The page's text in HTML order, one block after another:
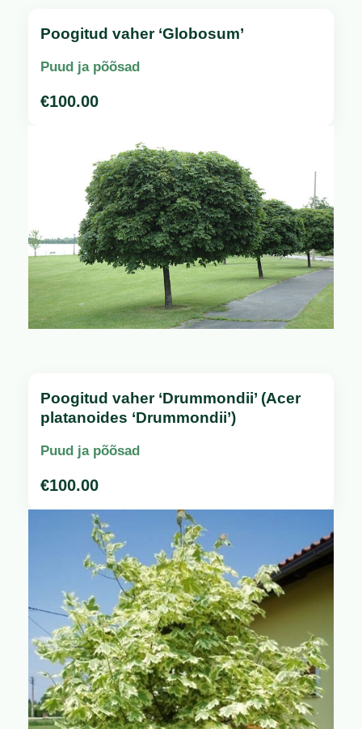
Poogitud vaher ‘Globosum’
Puud ja põõsad
€100.00
Poogitud vaher ‘Drummondii’ (Acer
platanoides ‘Drummondii’)
Puud ja põõsad
€100.00